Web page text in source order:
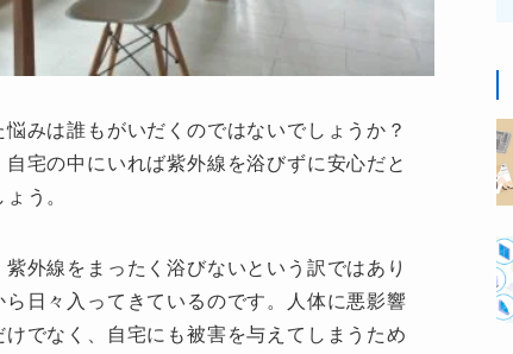
みは誰もがいだくのではないでしょうか？
宅の中にいれば紫外線を浴びずに安心だと
う。
外線をまったく浴びないという訳ではあり
日々入ってきているのです。人体に悪影響
でなく、自宅にも被害を与えてしまうため